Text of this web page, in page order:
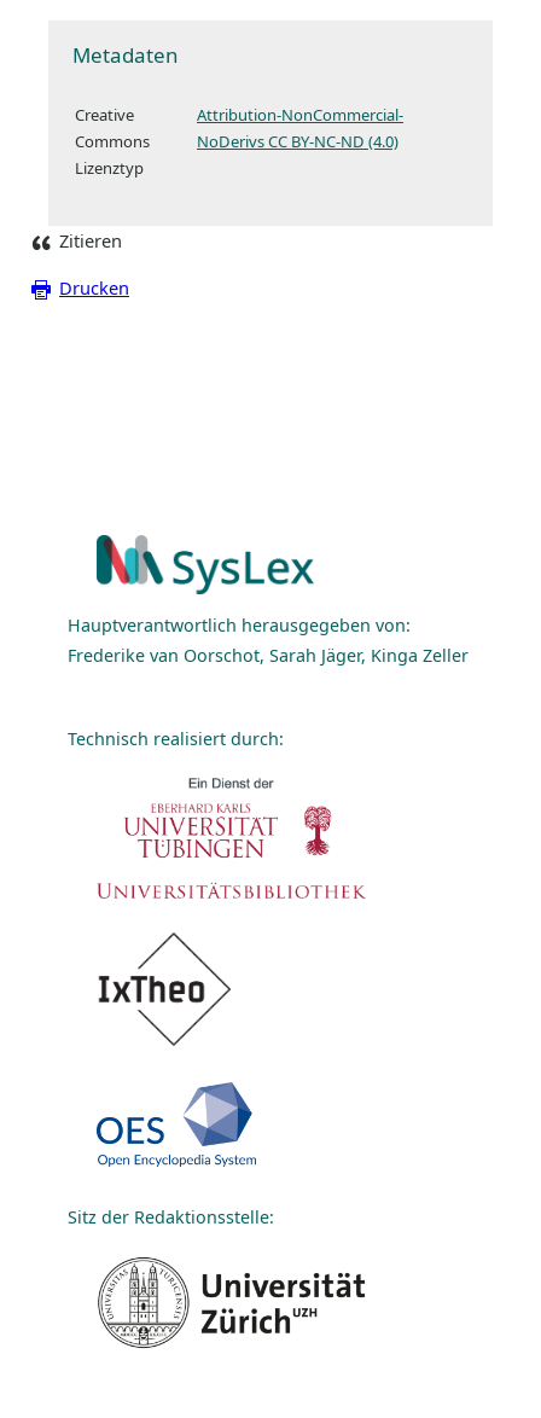
Metadaten
Creative
Commons
Lizenztyp
Attribution-NonCommercial-
NoDerivs CC BY-NC-ND (4.0)
Zitieren
Drucken
Hauptverantwortlich herausgegeben von:
Frederike van Oorschot, Sarah Jäger, Kinga Zeller
Technisch realisiert durch:
Sitz der Redaktionsstelle: